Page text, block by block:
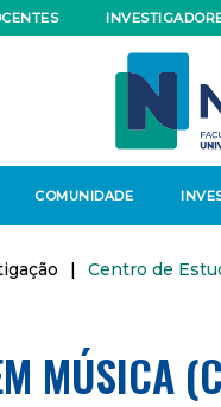
COMUNIDADE
| Centro de
MÚSICA